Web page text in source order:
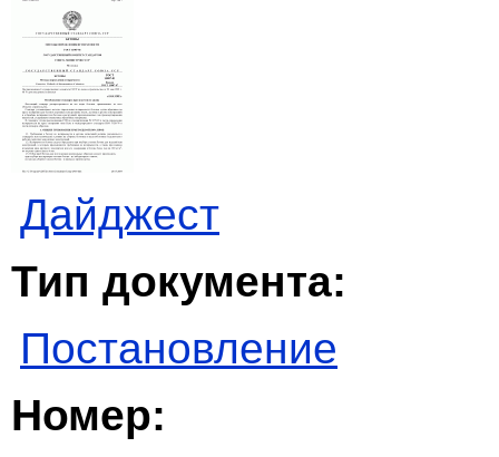
Дайджест
Тип документа:
Постановление
Номер: